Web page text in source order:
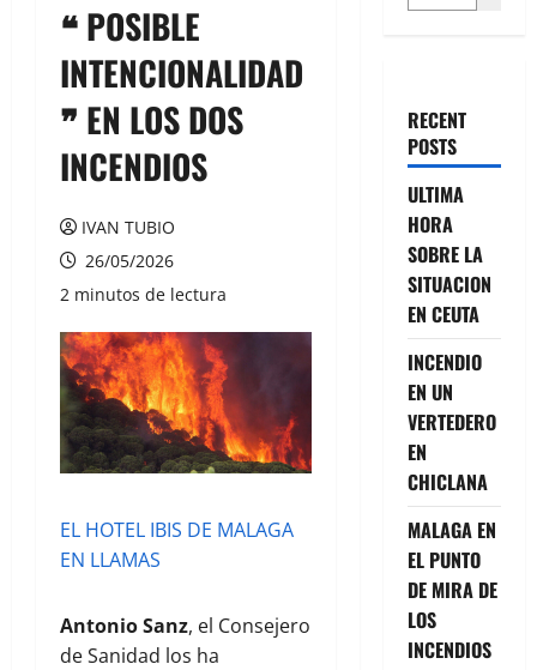
❝ POSIBLE
INTENCIONALIDAD
❞ EN LOS DOS
INCENDIOS
IVAN TUBIO
26/05/2026
2 minutos de lectura
EL HOTEL IBIS DE MALAGA
EN LLAMAS
Antonio Sanz, el Consejero
de Sanidad los ha
RECENT
POSTS
ULTIMA
HORA
SOBRE LA
SITUACION
EN CEUTA
INCENDIO
EN UN
VERTEDERO
EN
CHICLANA
MALAGA EN
EL PUNTO
DE MIRA DE
LOS
INCENDIOS